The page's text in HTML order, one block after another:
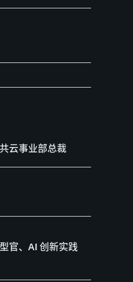
云事业部总裁
官、AI 创新实践